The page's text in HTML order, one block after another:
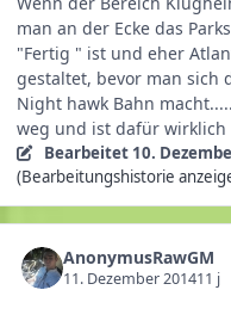
man an der Ecke das
"Fertig " ist und eher
gestaltet, bevor man sich
Night hawk Bahn
weg und ist dafür wirklich
Bearbeitet 10.
(Bearbeitungshistorie
AnonymusRawGM
11. Dezember 201411 j